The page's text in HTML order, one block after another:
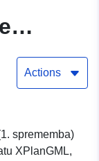
Actions
sprememba)
XPlanGML,